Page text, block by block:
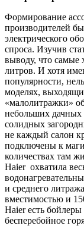
Формирование
производителей
электрического
спроса. Изучив
выводу, что самые
литров. И хотя
популярности,
моделях,
«малолитражки»
небольших дачных
солидных
не каждый салон
подключены к
количествах там
Haier охватила
и среднего
вместимостью и
Haier есть
бесперебойное